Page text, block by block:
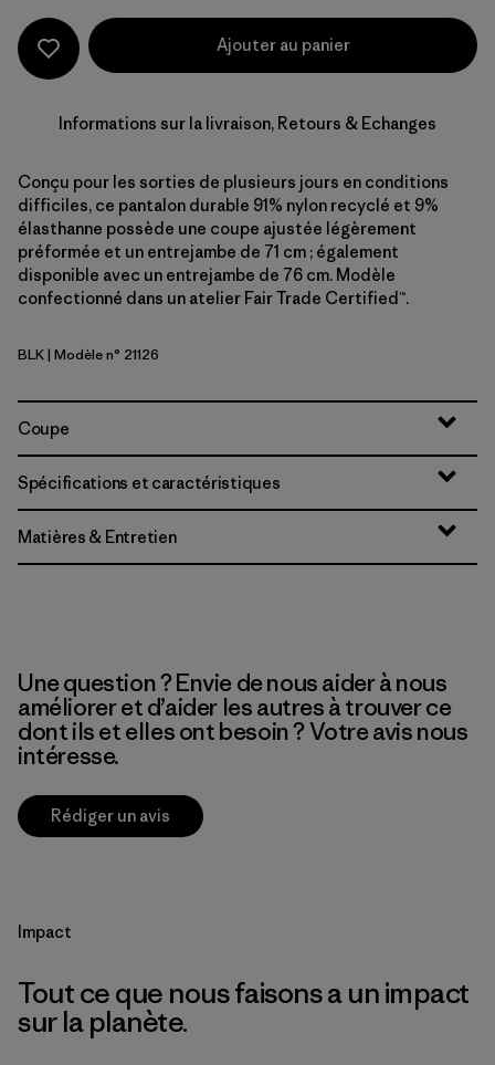
Ajouter au panier
Informations sur la livraison, Retours & Echanges
Conçu pour les sorties de plusieurs jours en conditions
difficiles, ce pantalon durable 91% nylon recyclé et 9%
élasthanne possède une coupe ajustée légèrement
préformée et un entrejambe de 71 cm ; également
disponible avec un entrejambe de 76 cm. Modèle
confectionné dans un atelier Fair Trade Certified™.
Black
BLK| Modèle n° 21126
Coupe
Spécifications et caractéristiques
Matières & Entretien
Une question ? Envie de nous aider à nous
améliorer et d’aider les autres à trouver ce
dont ils et elles ont besoin ? Votre avis nous
intéresse.
Rédiger un avis
Impact
Tout ce que nous faisons a un impact
sur la planète.